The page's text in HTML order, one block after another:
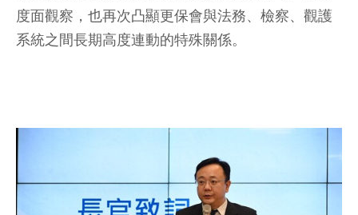
度面觀察，也再次凸顯更保會與法務、檢察、觀護
系統之間長期高度連動的特殊關係。